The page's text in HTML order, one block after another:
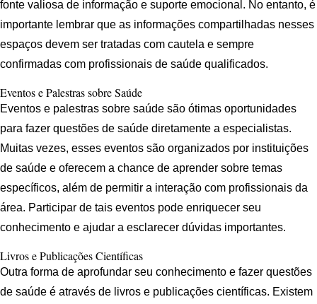
fonte valiosa de informação e suporte emocional. No entanto, é
importante lembrar que as informações compartilhadas nesses
espaços devem ser tratadas com cautela e sempre
confirmadas com profissionais de saúde qualificados.
Eventos e Palestras sobre Saúde
Eventos e palestras sobre saúde são ótimas oportunidades
para fazer questões de saúde diretamente a especialistas.
Muitas vezes, esses eventos são organizados por instituições
de saúde e oferecem a chance de aprender sobre temas
específicos, além de permitir a interação com profissionais da
área. Participar de tais eventos pode enriquecer seu
conhecimento e ajudar a esclarecer dúvidas importantes.
Livros e Publicações Científicas
Outra forma de aprofundar seu conhecimento e fazer questões
de saúde é através de livros e publicações científicas. Existem